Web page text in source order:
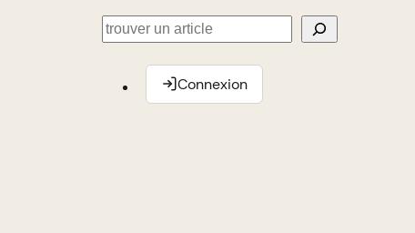
Rechercher
Connexion